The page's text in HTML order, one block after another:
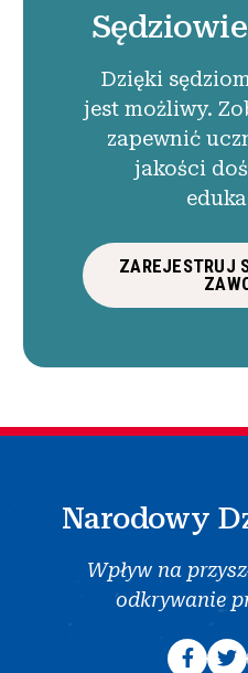
Dzięki
jest możliwy.
zapewnić
jakości
ZAREJESTRUJ
Narodowy
Wpływ na
odkrywanie